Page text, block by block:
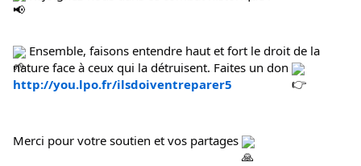
Ensemble, faisons entendre haut et fort le droit de la
nature face à ceux qui la détruisent. Faites un don
http://you.lpo.fr/ilsdoiventreparer5
Merci pour votre soutien et vos partages